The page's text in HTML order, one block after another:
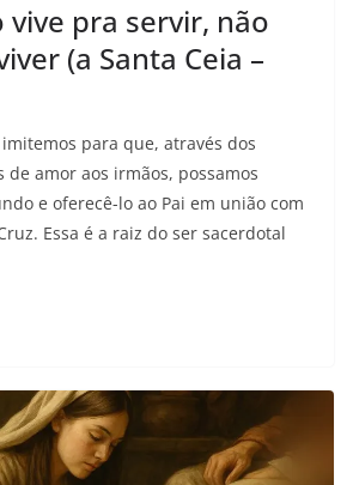
vive pra servir, não
(a Santa Ceia –
para que, através dos
de amor aos irmãos, possamos
e oferecê-lo ao Pai em união com
Essa é a raiz do ser sacerdotal